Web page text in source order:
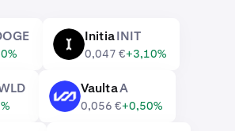
InitiaINIT
0,047 €+3,10%
A VaultaA
0,056 €+0,50%